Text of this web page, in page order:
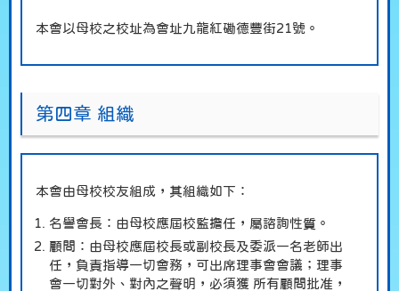
本會以母校之校址為會址九龍紅磡德豐街21號。
第四章 組織
本會由母校校友組成，其組織如下：
名譽會長：由母校應屆校監擔任，屬諮詢性質。
顧問：由母校應屆校長或副校長及委派一名老師出
任，負責指導一切會務，可出席理事會會議；理事
會一切對外、對內之聲明，必須獲 所有顧問批准，